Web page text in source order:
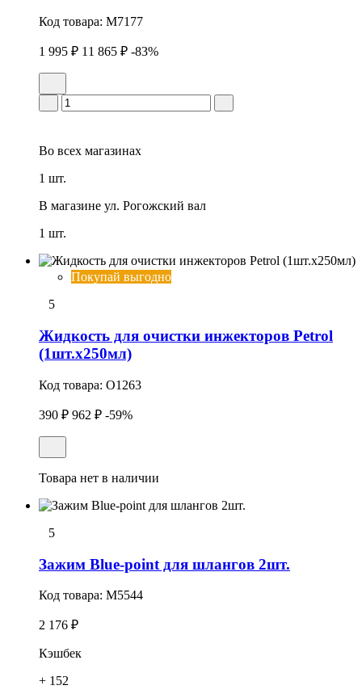
Код товара: M7177
1 995 ₽ 11 865 ₽ -83%
Во всех магазинах
1 шт.
В магазине ул. Рогожский вал
1 шт.
Покупай выгодно
5
Жидкость для очистки инжекторов Petrol
(1шт.x250мл)
Код товара: O1263
390 ₽ 962 ₽ -59%
Товара нет в наличии
5
Зажим Blue-point для шлангов 2шт.
Код товара: M5544
2 176 ₽
Кэшбек
+ 152